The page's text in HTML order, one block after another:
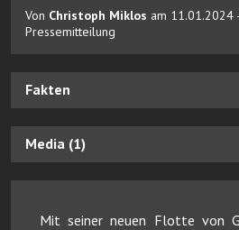
Von Christoph Miklos am 11.01.2024
Pressemitteilung
Fakten
Media (1)
Mit seiner neuen Flotte von